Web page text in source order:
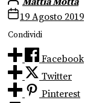
19 Agosto 2019
Condividi
Facebook
Twitter
Pinterest